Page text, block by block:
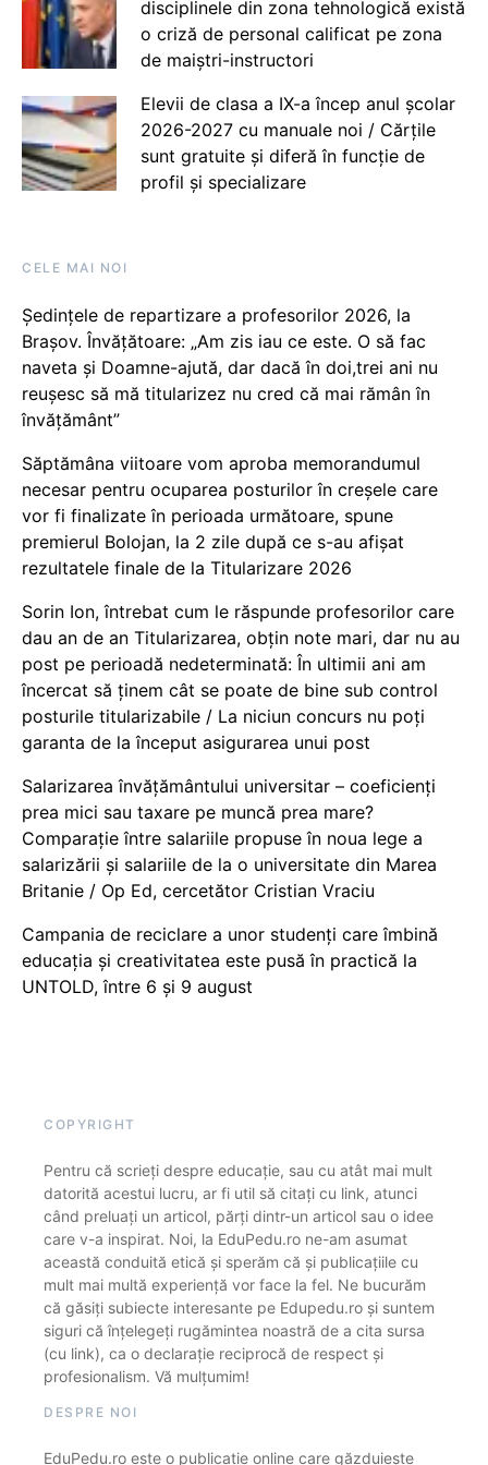
disciplinele din zona tehnologică există
o criză de personal calificat pe zona
de maiștri-instructori
Elevii de clasa a IX-a încep anul școlar
2026-2027 cu manuale noi / Cărțile
sunt gratuite și diferă în funcție de
profil și specializare
CELE MAI NOI
Ședințele de repartizare a profesorilor 2026, la
Brașov. Învățătoare: „Am zis iau ce este. O să fac
naveta și Doamne-ajută, dar dacă în doi,trei ani nu
reușesc să mă titularizez nu cred că mai rămân în
învățământ”
Săptămâna viitoare vom aproba memorandumul
necesar pentru ocuparea posturilor în creșele care
vor fi finalizate în perioada următoare, spune
premierul Bolojan, la 2 zile după ce s-au afișat
rezultatele finale de la Titularizare 2026
Sorin Ion, întrebat cum le răspunde profesorilor care
dau an de an Titularizarea, obțin note mari, dar nu au
post pe perioadă nedeterminată: În ultimii ani am
încercat să ținem cât se poate de bine sub control
posturile titularizabile / La niciun concurs nu poți
garanta de la început asigurarea unui post
Salarizarea învățământului universitar – coeficienți
prea mici sau taxare pe muncă prea mare?
Comparație între salariile propuse în noua lege a
salarizării și salariile de la o universitate din Marea
Britanie / Op Ed, cercetător Cristian Vraciu
Campania de reciclare a unor studenți care îmbină
educația și creativitatea este pusă în practică la
UNTOLD, între 6 și 9 august
COPYRIGHT
Pentru că scrieți despre educație, sau cu atât mai mult
datorită acestui lucru, ar fi util să citați cu link, atunci
când preluați un articol, părți dintr-un articol sau o idee
care v-a inspirat. Noi, la EduPedu.ro ne-am asumat
această conduită etică și sperăm că și publicațiile cu
mult mai multă experiență vor face la fel. Ne bucurăm
că găsiți subiecte interesante pe Edupedu.ro și suntem
siguri că înțelegeți rugămintea noastră de a cita sursa
(cu link), ca o declarație reciprocă de respect și
profesionalism. Vă mulțumim!
DESPRE NOI
EduPedu.ro este o publicație online care găzduiește